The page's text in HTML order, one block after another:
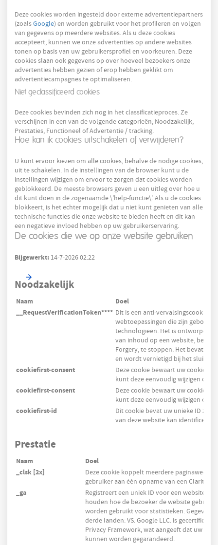
Deze cookies worden ingesteld door externe advertentiepartners
(zoalsGoogle) en worden gebruikt voor het profileren en volgen
van gegevens op meerdere websites. Als u deze cookies
accepteert, kunnen we onze advertenties op andere websites
tonen op basis van uw gebruikersprofiel en voorkeuren. Deze
cookies slaan ook gegevens op over hoeveel bezoekers onze
advertenties hebben gezien of erop hebben geklikt om
advertentiecampagnes te optimaliseren.
Niet geclassificeerd cookies
Deze cookies bevinden zich nog in het classificatieproces. Ze
verschijnen in een van de volgende categorieën; Noodzakelijk,
Prestaties, Functioneel of Advertentie / tracking.
Hoe kan ik cookies uitschakelen of verwijderen?
U kunt ervoor kiezen om alle cookies, behalve de nodige cookies,
uit te schakelen. In de instellingen van de browser kunt u de
instellingen wijzigen om ervoor te zorgen dat cookies worden
geblokkeerd. De meeste browsers geven u een uitleg over hoe u
dit kunt doen in de zogenaamde \'help-functie\'. Als u de cookies
blokkeert, is het echter mogelijk dat u niet kunt genieten van alle
technische functies die onze website te bieden heeft en dit kan
een negatieve invloed hebben op uw gebruikerservaring.
De cookies die we op onze website gebruiken
Bijgewerkt: 14-7-2026 02:22
Noodzakelijk
Naam
Doel
__RequestVerificationToken**** Dit is een anti-vervalsingscookie
webtoepassingen die zijn gebouwd
technologieën. Het is ontworpen
van inhoud op een website,
Forgery, te stoppen. Het bevat
en wordt vernietigd bij het sluiten
cookiefirst-consent
Deze cookie bewaart uw cookie-
kunt deze eenvoudig wijzigen of
cookiefirst-consent
Deze cookie bewaart uw cookie-
kunt deze eenvoudig wijzigen of
cookiefirst-id
Dit cookie bevat uw unieke ID
van deze website kan identificeren.
Prestatie
Naam
Doel
_clsk [2x]
Deze cookie koppelt meerdere
gebruiker aan één opname van een Clarity-
_ga
Registreert een uniek ID voor een
houden hoe de bezoeker de website gebruikt.
worden gebruikt voor statistieken.
derde landen: VS. Google LLC. is
Privacy Framework, wat aangeeft dat uw
kunnen worden gegarandeerd.